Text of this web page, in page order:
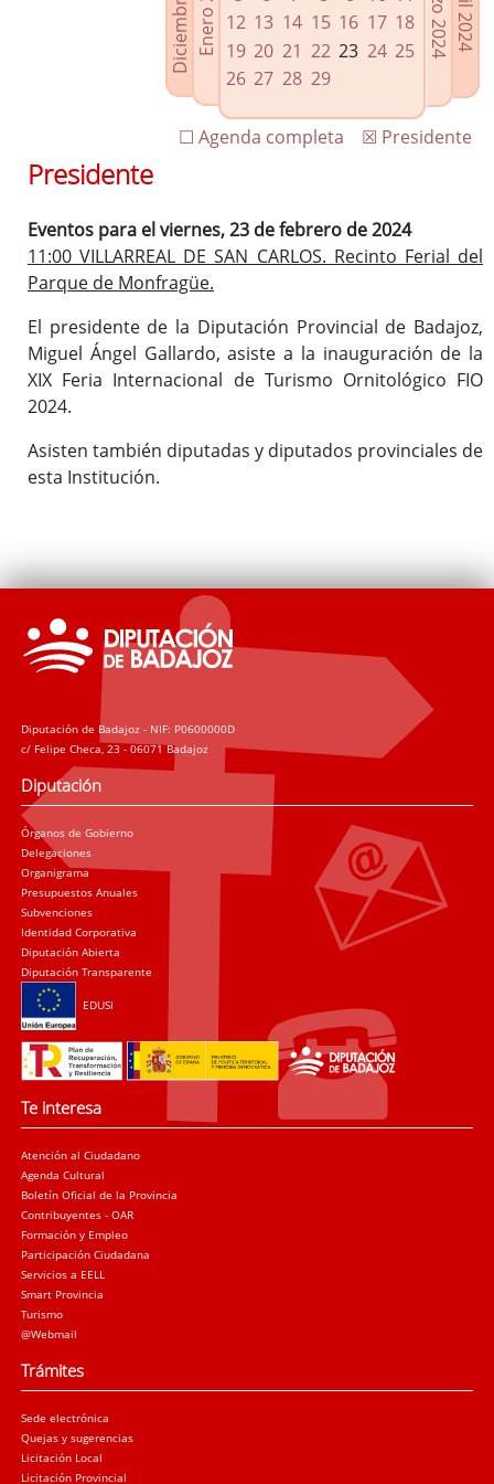
Agenda de Presidencia
Plenos provinciales y Juntas de gobierno
Oficina de Proyectos Europeos
12 13 14 15 16 17 18
19 20 21 22 23 24 25
26 27 28 29
☒ Presidente
☐ Agenda completa
Presidente
Eventos para el viernes, 23 de febrero de 2024
11:00 VILLARREAL DE SAN CARLOS. Recinto Ferial del
Parque de Monfragüe.
El presidente de la Diputación Provincial de Badajoz,
Miguel Ángel Gallardo, asiste a la inauguración de la
XIX Feria Internacional de Turismo Ornitológico FIO
2024.
Asisten también diputadas y diputados provinciales de
esta Institución.
Diputación de Badajoz - NIF: P0600000D
c/ Felipe Checa, 23 - 06071 Badajoz
Diputación
Órganos de Gobierno
Delegaciones
Organigrama
Presupuestos Anuales
Subvenciones
Identidad Corporativa
Diputación Abierta
Diputación Transparente
EDUSI
Te interesa
Atención al Ciudadano
Agenda Cultural
Boletín Oficial de la Provincia
Contribuyentes - OAR
Formación y Empleo
Participación Ciudadana
Servicios a EELL
Smart Provincia
Turismo
@Webmail
Trámites
Sede electrónica
Quejas y sugerencias
Licitación Local
Licitación Provincial